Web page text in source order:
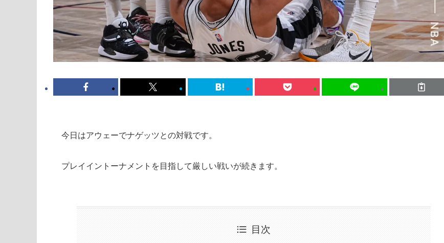
今日はアウェーでナゲッツとの対戦です。
プレイイントーナメントを目指して厳しい戦いが続きます。
目次